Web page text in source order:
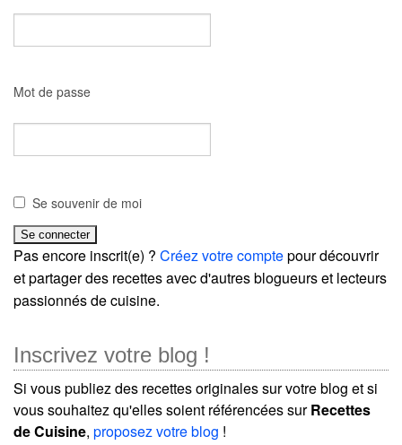
Mot de passe
Se souvenir de moi
Pas encore inscrit(e) ? Créez votre comptepour découvrir
et partager des recettes avec d'autres blogueurs et lecteurs
passionnés de cuisine.
Inscrivez votre blog !
Si vous publiez des recettes originales sur votre blog et si
vous souhaitez qu'elles soient référencées surRecettes
de Cuisine, proposez votre blog !